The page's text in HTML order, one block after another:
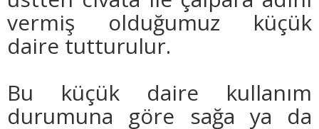
vermiş olduğumuz küçük
daire tutturulur.
Bu küçük daire kullanım
durumuna göre sağa ya da